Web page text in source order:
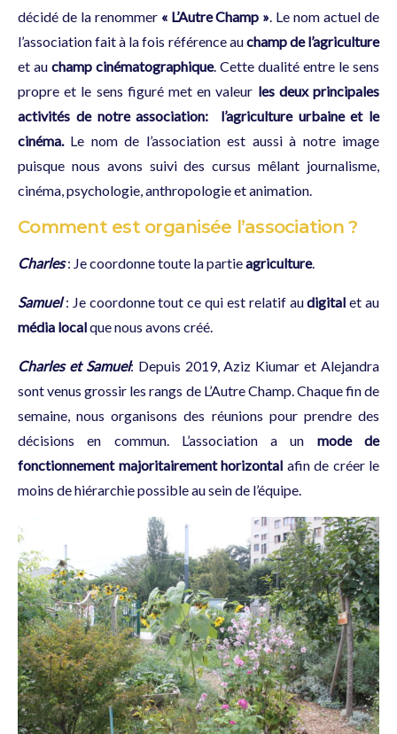
décidé de la renommer« L’Autre Champ ». Le nom actuel de
l’association fait à la fois référence auchamp de l’agriculture
et au champ cinématographique. Cette dualité entre le sens
propre et le sens figuré met en valeur les deux principales
activités de notre association: l’agriculture urbaine et le
cinéma.Le nom de l’association est aussi à notre image
puisque nous avons suivi des cursus mêlant journalisme,
cinéma, psychologie, anthropologie et animation.
Comment est organisée l’association ?
Charles: Je coordonne toute la partieagriculture.
Samuel: Je coordonne tout ce qui est relatif audigital et au
média localque nous avons créé.
Charles et Samuel: Depuis 2019, Aziz Kiumar et Alejandra
sont venus grossir les rangs de L’Autre Champ. Chaque fin de
semaine, nous organisons des réunions pour prendre des
décisions en commun. L’association a un mode de
fonctionnement majoritairement horizontal afin de créer le
moins de hiérarchie possible au sein de l’équipe.